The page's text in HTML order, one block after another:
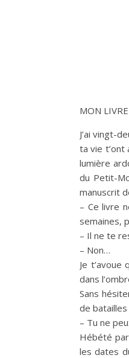
MON
J’ai vingt-
ta vie t’ont
lumière
du Petit-
manuscrit
– Ce livre
semaines,
– Il ne te
– Non…
Je
dans
Sans
de
– Tu ne
Hébété
les dates